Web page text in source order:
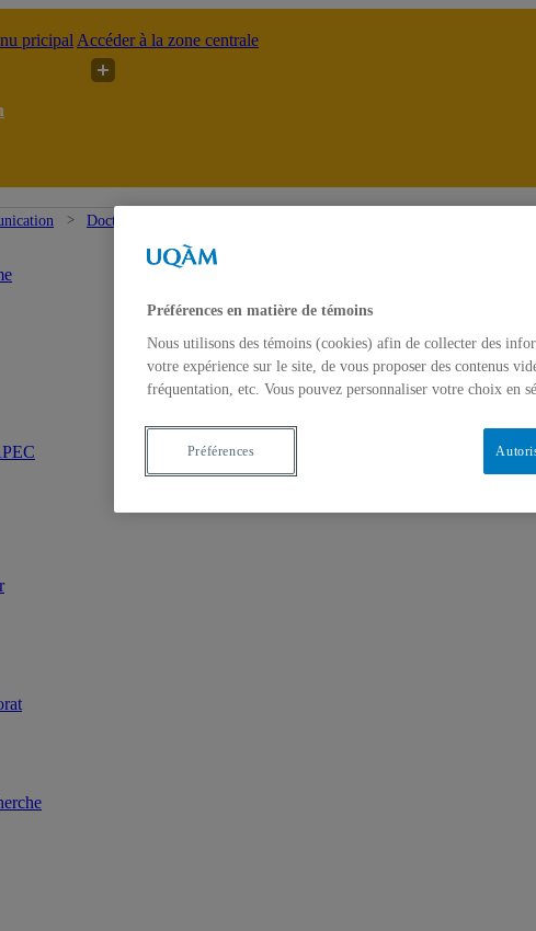
pricipal Accéder à la zone centrale
Doctorat en communication
Préférences en matière de témoins
Nous utilisons des témoins (cookies) afin de collecter des
votre expérience sur le site, de vous proposer des contenus
fréquentation, etc. Vous pouvez personnaliser votre choix en
Préférences